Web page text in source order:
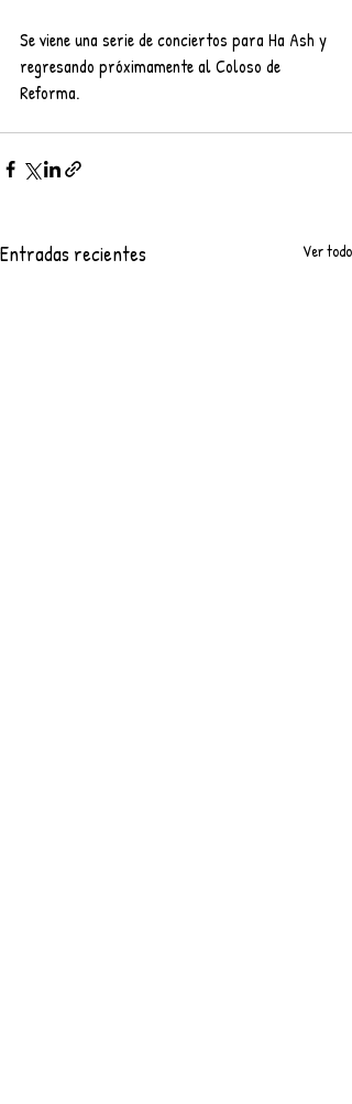
Se viene una serie de conciertos para Ha Ash y
regresando próximamente al Coloso de
Reforma.
Entradas recientes Ver todo